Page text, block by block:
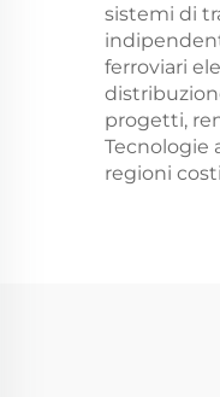
sistemi di
ferroviari
progetti,
Tecnologie
regioni